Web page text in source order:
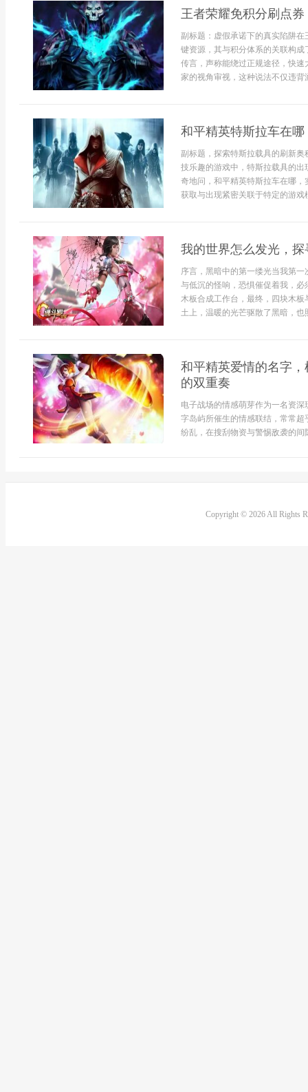
王者荣耀免积分刷点
副标题：虚假承诺下的真实陷阱
键资源，其与积分体系的关联构
传言，声称能绕过正规途径，快
家的视角审视，这种说法不仅违
和平精英特斯拉车在
副标题，探索特斯拉载具的刷新
技乐趣的游戏中，特斯拉载具的
奇地问，和平精英特斯拉车在哪
获取与出现紧密关联于特定的游
我的世界怎么发光，
序言，黑暗中的第一缕光当我第
与低沉的怪响，恐惧催促着我，
木板合成工作台，最终，四块木
土上，温暖的光芒驱散了黑暗，也
和平精英爱情的名字
的双重奏
电子战场的情感萌芽作为一名资
字岛屿所催生的情感联结，常常
纷乱，在搜刮物资与警惕敌袭的间
Copyright © 2026 All Rights